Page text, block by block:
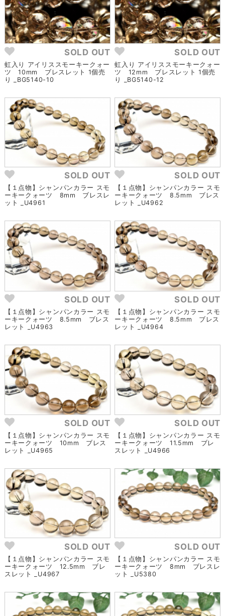
SOLD OUT
虹入り アイリススモーキークォー
ツ 10mm ブレスレット 1個売
り _BG5140-10
SOLD OUT
虹入り アイリススモーキークォー
ツ 12mm ブレスレット 1個売
り _BG5140-12
SOLD OUT
【１点物】シャンパンカラー スモ
ーキークォーツ 8mm ブレスレ
ット _U4961
SOLD OUT
【１点物】シャンパンカラー スモ
ーキークォーツ 8.5mm ブレス
レット _U4962
SOLD OUT
【１点物】シャンパンカラー スモ
ーキークォーツ 8.5mm ブレス
レット _U4963
SOLD OUT
【１点物】シャンパンカラー スモ
ーキークォーツ 8.5mm ブレス
レット _U4964
SOLD OUT
【１点物】シャンパンカラー スモ
ーキークォーツ 10mm ブレス
レット _U4965
SOLD OUT
【１点物】シャンパンカラー スモ
ーキークォーツ 11.5mm ブレ
スレット _U4966
SOLD OUT
【１点物】シャンパンカラー スモ
ーキークォーツ 12.5mm ブレ
スレット _U4967
SOLD OUT
【１点物】シャンパンカラー スモ
ーキークォーツ 8mm ブレスレ
ット _U5380